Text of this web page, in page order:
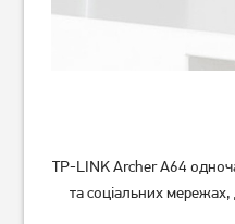
TP-LINK Archer A64
та соціальних